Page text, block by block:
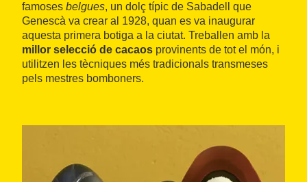
famoses belgues, un dolç típic de Sabadell que
Genescà va crear al 1928, quan es va inaugurar
aquesta primera botiga a la ciutat. Treballen amb la
millor selecció de cacaos provinents de tot el món, i
utilitzen les tècniques més tradicionals transmeses
pels mestres bomboners.